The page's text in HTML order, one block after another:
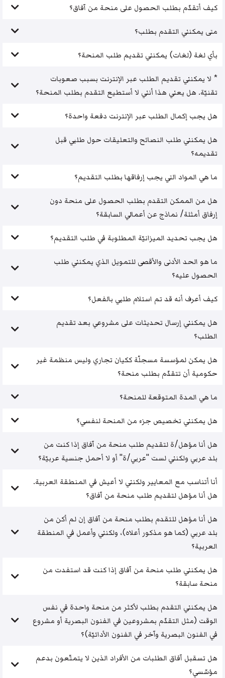
كيف أتقدّم بطلب الحصول على منحة من آفاق؟
متى يمكنني التقدم بطلب؟
بأي لغة (لغات) يمكنني تقديم طلب المنحة؟
* لا يمكنني تقديم الطلب عبر الإنترنت بسبب صعوبات
تقنيّة. هل يعني هذا أنني لا أستطيع التقدم بطلب المنحة؟
هل يجب إكمال الطلب عبر الإنترنت دفعة واحدة؟
هل يمكنني طلب النصائح والتعليقات حول طلبي قبل
تقديمه؟
ما هي المواد التي يجب إرفاقها بطلب التقديم؟
هل من الممكن التقدم بطلب الحصول على منحة دون
إرفاق أمثلة/ نماذج عن أعمالي السابقة؟
هل يجب تحديد الميزانيّة المطلوبة في طلب التقديم؟
ما هو الحد الأدنى والأقصى للتمويل الذي يمكنني طلب
الحصول عليه؟
كيف أعرف أنه قد تم استلام طلبي بالفعل؟
هل يمكنني إرسال تحديثات على مشروعي بعد تقديم
الطلب؟
هل يمكن لمؤسسة مسجلّة ككيان تجاري وليس منظمة غير
حكومية أن تتقدّم بطلب منحة؟
ما هي المدة المتوقعة للمنحة؟
هل يمكنني تخصيص جزء من المنحة لنفسي؟
هل أنا مؤهل/ة لتقديم طلب منحة من آفاق إذا كنت من
بلد عربي ولكنني لست "عربي/ة" أو لا أحمل جنسية عربيّة؟
أنا أتناسب مع المعايير ولكنني لا أعيش في المنطقة العربية.
هل أنا مؤهل لتقديم طلب منحة من آفاق؟
هل أنا مؤهل للتقدم بطلب منحة من آفاق إن لم أكن من
بلد عربي (كما هو مذكور أعلاه)، ولكنني وأعمل في المنطقة
العربية؟
هل يمكنني طلب منحة من آفاق إذا كنت قد استفدت من
منحة سابقة؟
هل يمكنني التقدم بطلب لأكثر من منحة واحدة في نفس
الوقت (مثل التقدّم بمشروعين في الفنون البصرية أو مشروع
في الفنون البصرية وآخر في الفنون الأدائيّة)؟
هل تسقبل آفاق الطلبات من الأفراد الذين لا يتمتّعون بدعم
مؤسّسي؟